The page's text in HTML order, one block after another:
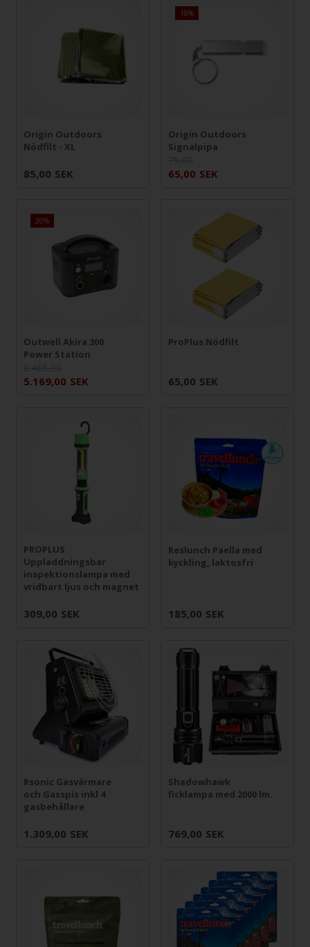
Origin Outdoors
Nödfilt - XL
85,00 SEK
18%
Origin Outdoors
Signalpipa
65,00 SEK
20%
Outwell Akira 300
Power Station
5.169,00 SEK
ProPlus Nödfilt
65,00 SEK
PROPLUS
Uppladdningsbar
inspektionslampa med
vridbart ljus och magnet
309,00 SEK
Reslunch Paella med
kyckling, laktosfri
185,00 SEK
Rsonic Gasvärmare
och Gasspis inkl 4
gasbehållare
1.309,00 SEK
Shadowhawk
ficklampa med 2000 lm.
769,00 SEK